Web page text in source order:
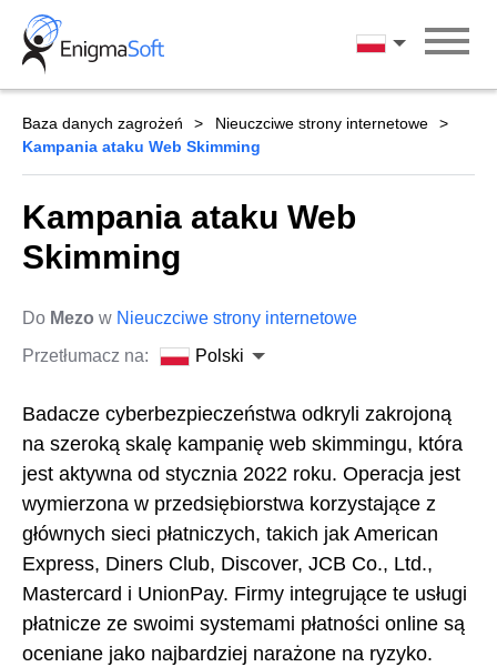
Skip
content
Polski
Baza danych zagrożeń
Nieuczciwe strony internetowe
Kampania ataku Web Skimming
Kampania ataku Web
Skimming
Do Mezo w Nieuczciwe strony internetowe
Przetłumacz na:
Polski
Badacze cyberbezpieczeństwa odkryli zakrojoną
na szeroką skalę kampanię web skimmingu, która
jest aktywna od stycznia 2022 roku. Operacja jest
wymierzona w przedsiębiorstwa korzystające z
głównych sieci płatniczych, takich jak American
Express, Diners Club, Discover, JCB Co., Ltd.,
Mastercard i UnionPay. Firmy integrujące te usługi
płatnicze ze swoimi systemami płatności online są
oceniane jako najbardziej narażone na ryzyko.